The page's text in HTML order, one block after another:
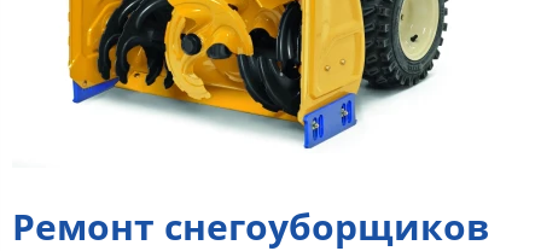
Ремонт снегоуборщиков